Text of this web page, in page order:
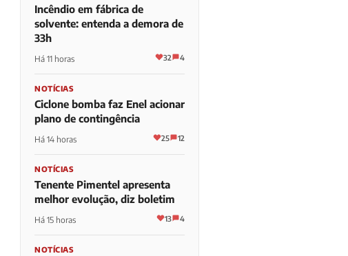
Incêndio em fábrica de
solvente: entenda a demora de
33h
Há 11 horas 32 4
NOTÍCIAS
Ciclone bomba faz Enel acionar
plano de contingência
Há 14 horas 25 12
NOTÍCIAS
Tenente Pimentel apresenta
melhor evolução, diz boletim
Há 15 horas 13 4
NOTÍCIAS